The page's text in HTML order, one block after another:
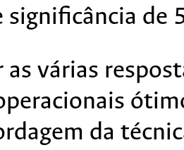
de
as várias
da